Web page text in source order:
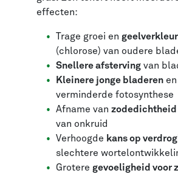
effecten:
Trage groei en
(chlorose) van oudere
Snellere afsterving van
Kleinere jonge bladeren en
verminderde fotosynthese
Afname van zodedichtheid
van onkruid
Verhoogde kans op
slechtere
Grotere gevoeligheid voor